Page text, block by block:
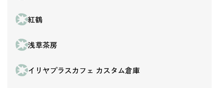
紅鶴
浅草茶房
イリヤプラスカフェ カスタム倉庫